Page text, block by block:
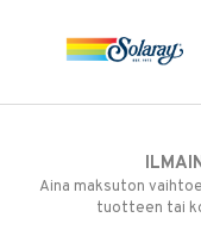
Aina maksuton
tuotteen tai